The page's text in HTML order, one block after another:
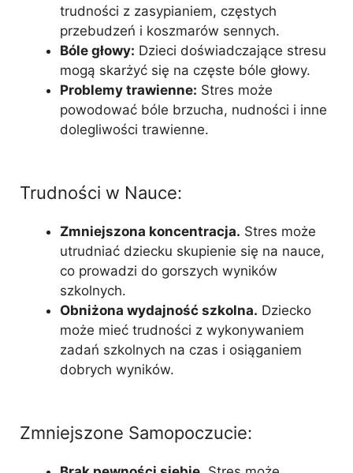
trudności z zasypianiem, częstych
przebudzeń i koszmarów sennych.
Bóle głowy: Dzieci doświadczające stresu
mogą skarżyć się na częste bóle głowy.
Problemy trawienne: Stres może
powodować bóle brzucha, nudności i inne
dolegliwości trawienne.
Trudności w Nauce:
Zmniejszona koncentracja. Stres może
utrudniać dziecku skupienie się na nauce,
co prowadzi do gorszych wyników
szkolnych.
Obniżona wydajność szkolna. Dziecko
może mieć trudności z wykonywaniem
zadań szkolnych na czas i osiąganiem
dobrych wyników.
Zmniejszone Samopoczucie: